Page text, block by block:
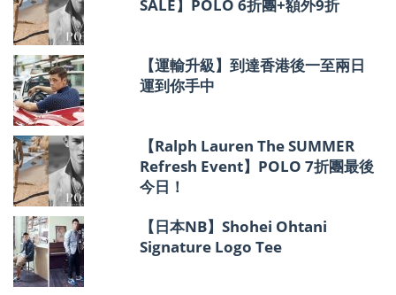
SALE】POLO 6折團+額外9折
【運輸升級】到達香港後一至兩日
運到你手中
【Ralph Lauren The SUMMER
Refresh Event】POLO 7折團最後
今日！
【日本NB】Shohei Ohtani
Signature Logo Tee